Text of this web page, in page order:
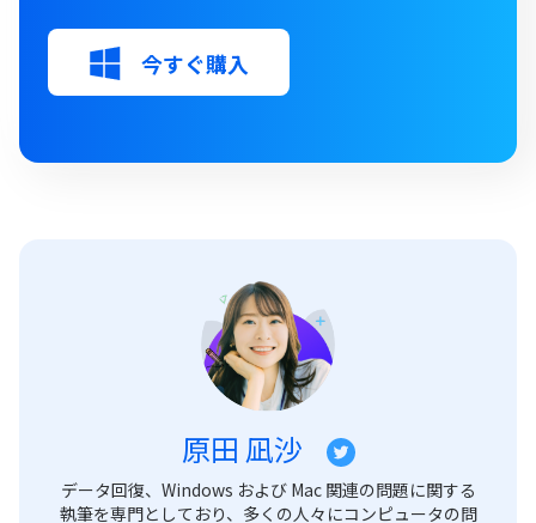
今すぐ購入
原田 凪沙
データ回復、Windows および Mac 関連の問題に関する
執筆を専門としており、多くの人々にコンピュータの問